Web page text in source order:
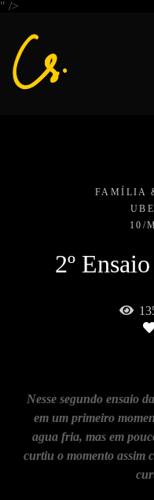
" />
FAMÍLIA
10/
2º
Nesse segundo ensaio
em um primeiro
agua fria, mas em
curtiu o momento assim